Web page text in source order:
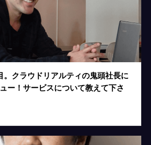
。クラウドリアルティの鬼頭社長に
ー！サービスについて教えて下さ